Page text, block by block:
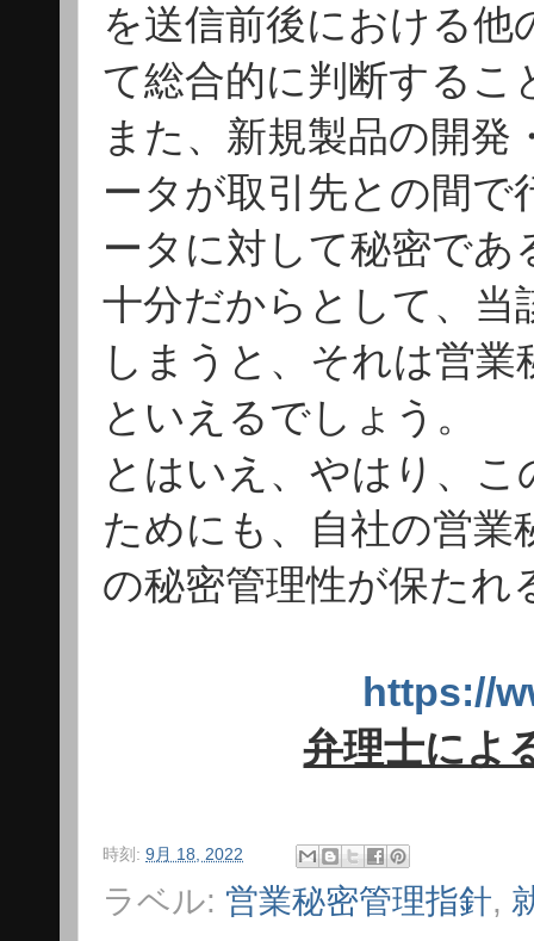
を送信前後における
て総合的に判断する
また、新規製品の開
ータが取引先との間
ータに対して秘密で
十分だからとして、当
しまうと、それは営
といえるでしょう。
とはいえ、やはり、
ためにも、自社の営業
の秘密管理性が保たれ
https://
弁理士によ
時刻: 9月 18, 2022
ラベル: 営業秘密管理指針,